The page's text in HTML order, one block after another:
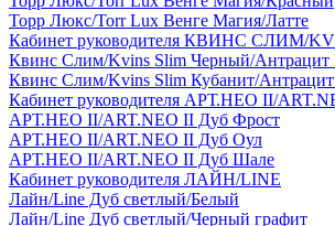
Торр Люкс/Torr Lux Венге Магия/Латте
Кабинет руководителя КВИНС СЛИМ/
Квинс Слим/Kvins Slim Черный/Антрацит
Квинс Слим/Kvins Slim Кубанит/
Кабинет руководителя АРТ.НЕО II/
АРТ.НЕО II/ART.NEO II Дуб Фрост
АРТ.НЕО II/ART.NEO II Дуб Оул
АРТ.НЕО II/ART.NEO II Дуб Шале
Кабинет руководителя ЛАЙН/LINE
Лайн/Line Дуб светлый/Белый
Лайн/Line Дуб светлый/Черный графит